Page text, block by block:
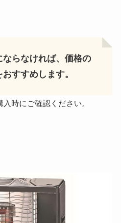
らなければ、価格の
すすめします。
時にご確認ください。